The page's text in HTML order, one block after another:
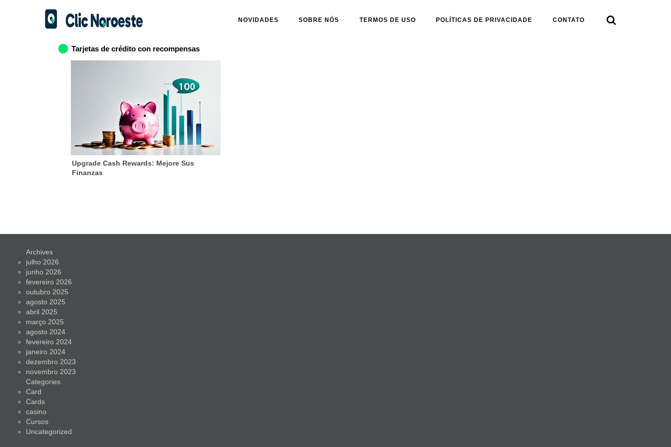
NOVIDADES SOBRE NÓS TERMOS DE USO POLÍTICAS DE PRIVACIDADE CONTATO 
Tarjetas de crédito con recompensas
Upgrade Cash Rewards: Mejore Sus
Finanzas
Archives
julho 2026
junho 2026
fevereiro 2026
outubro 2025
agosto 2025
abril 2025
março 2025
agosto 2024
fevereiro 2024
janeiro 2024
dezembro 2023
novembro 2023
Categories
Card
Cards
casino
Cursos
Uncategorized